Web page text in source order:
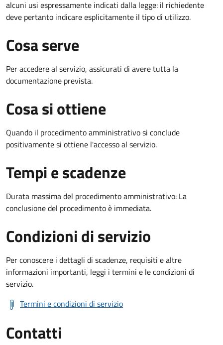
alcuni usi espressamente indicati dalla legge: il richiedente
deve pertanto indicare esplicitamente il tipo di utilizzo.
Cosa serve
Per accedere al servizio, assicurati di avere tutta la
documentazione prevista.
Cosa si ottiene
Quando il procedimento amministrativo si conclude
positivamente si ottiene l'accesso al servizio.
Tempi e scadenze
Durata massima del procedimento amministrativo: La
conclusione del procedimento è immediata.
Condizioni di servizio
Per conoscere i dettagli di scadenze, requisiti e altre
informazioni importanti, leggi i termini e le condizioni di
servizio.
Termini e condizioni di servizio
Contatti